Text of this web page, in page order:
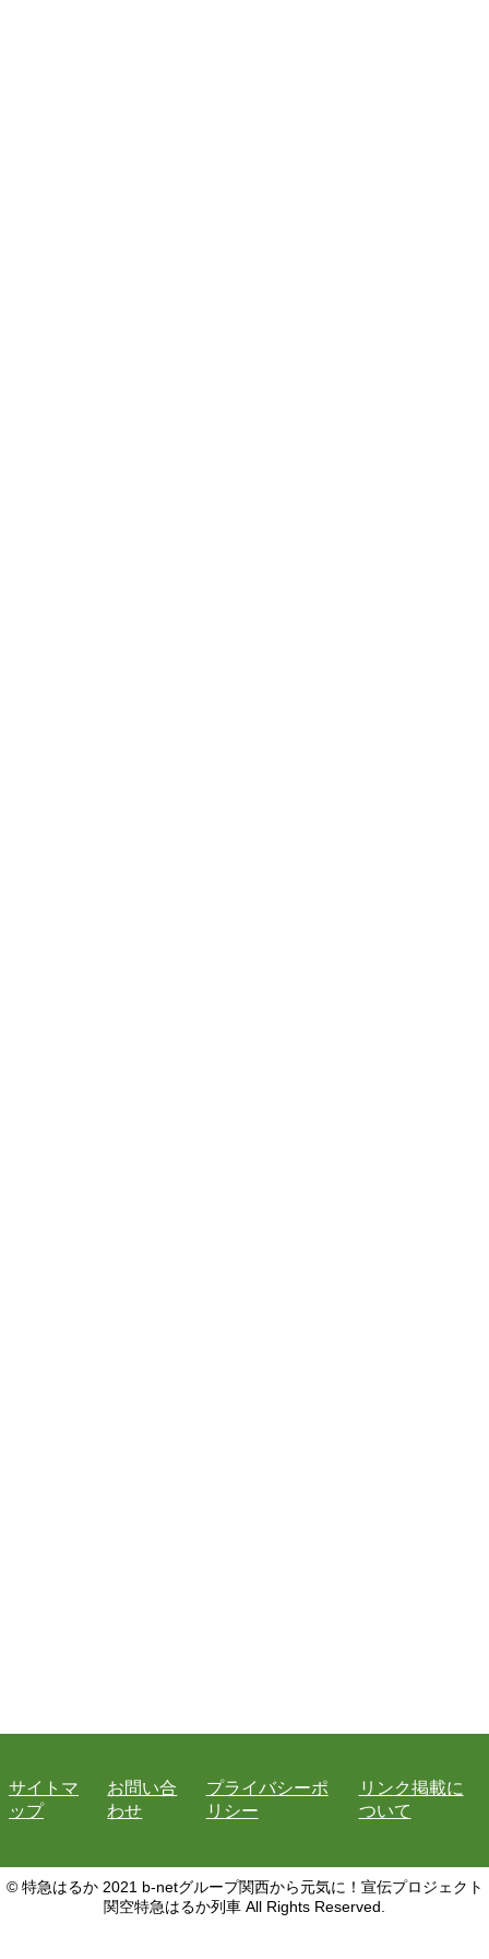
サイトマ
ップ
お問い合
わせ
プライバシーポ
リシー
リンク掲載に
ついて
© 特急はるか 2021 b-netグループ関西から元気に！宣伝プロジェクト
関空特急はるか列車 All Rights Reserved.